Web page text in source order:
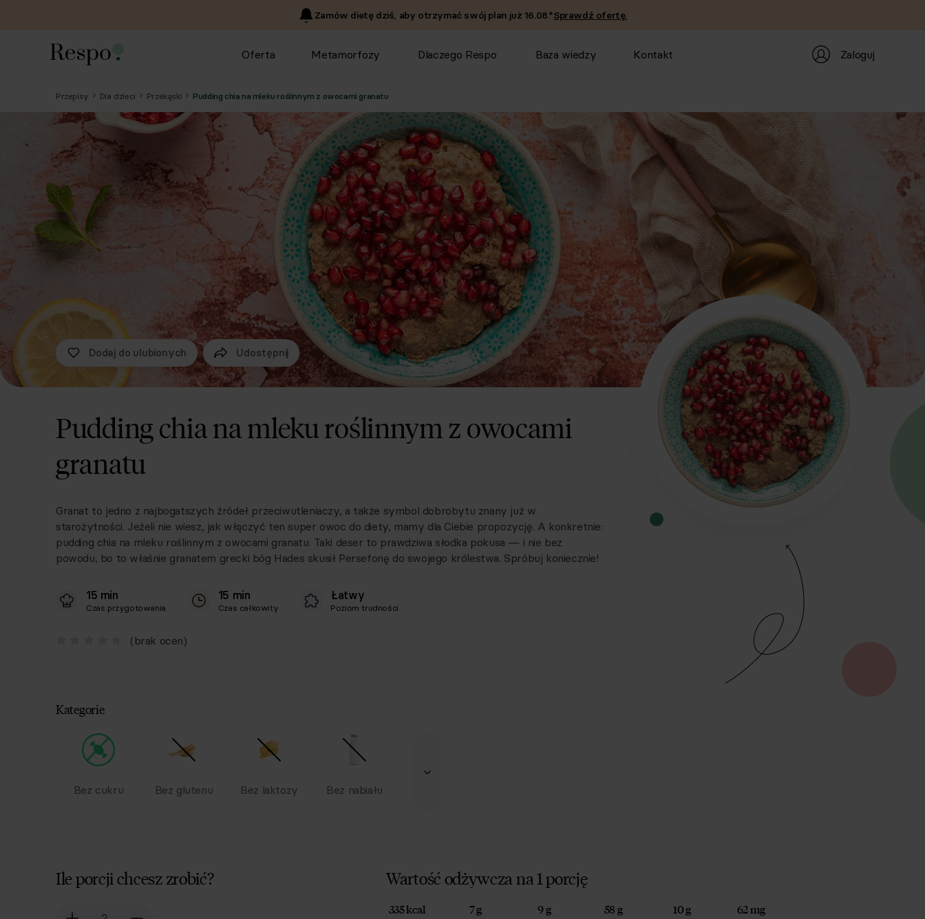
Zamów dietę dziś, aby otrzymać swój plan już 16.08.*Sprawdź ofertę.
Oferta Metamorfozy Dlaczego Respo Baza wiedzy Kontakt Zaloguj
Przepisy Dla dzieci Przekąski Pudding chia na mleku roślinnym z owocami granatu
Dodaj do ulubionych Udostępnij
Pudding chia na mleku roślinnym z owocami
granatu
Granat to jedno z najbogatszych źródeł przeciwutleniaczy, a także symbol dobrobytu znany już w
starożytności. Jeżeli nie wiesz, jak włączyć ten super owoc do diety, mamy dla Ciebie propozycję. A konkretnie:
pudding chia na mleku roślinnym z owocami granatu. Taki deser to prawdziwa słodka pokusa — i nie bez
powodu, bo to właśnie granatem grecki bóg Hades skusił Persefonę do swojego królestwa. Spróbuj koniecznie!
15 min
Czas przygotowania
15 min
Czas całkowity
Łatwy
Poziom trudności
(brak ocen)
Kategorie
Bez cukru Bez glutenu Bez laktozy Bez nabiału
Ile porcji chcesz zrobić? Wartość odżywcza na 1 porcję
335 kcal 7 g 9 g 58 g 10 g 62 mg